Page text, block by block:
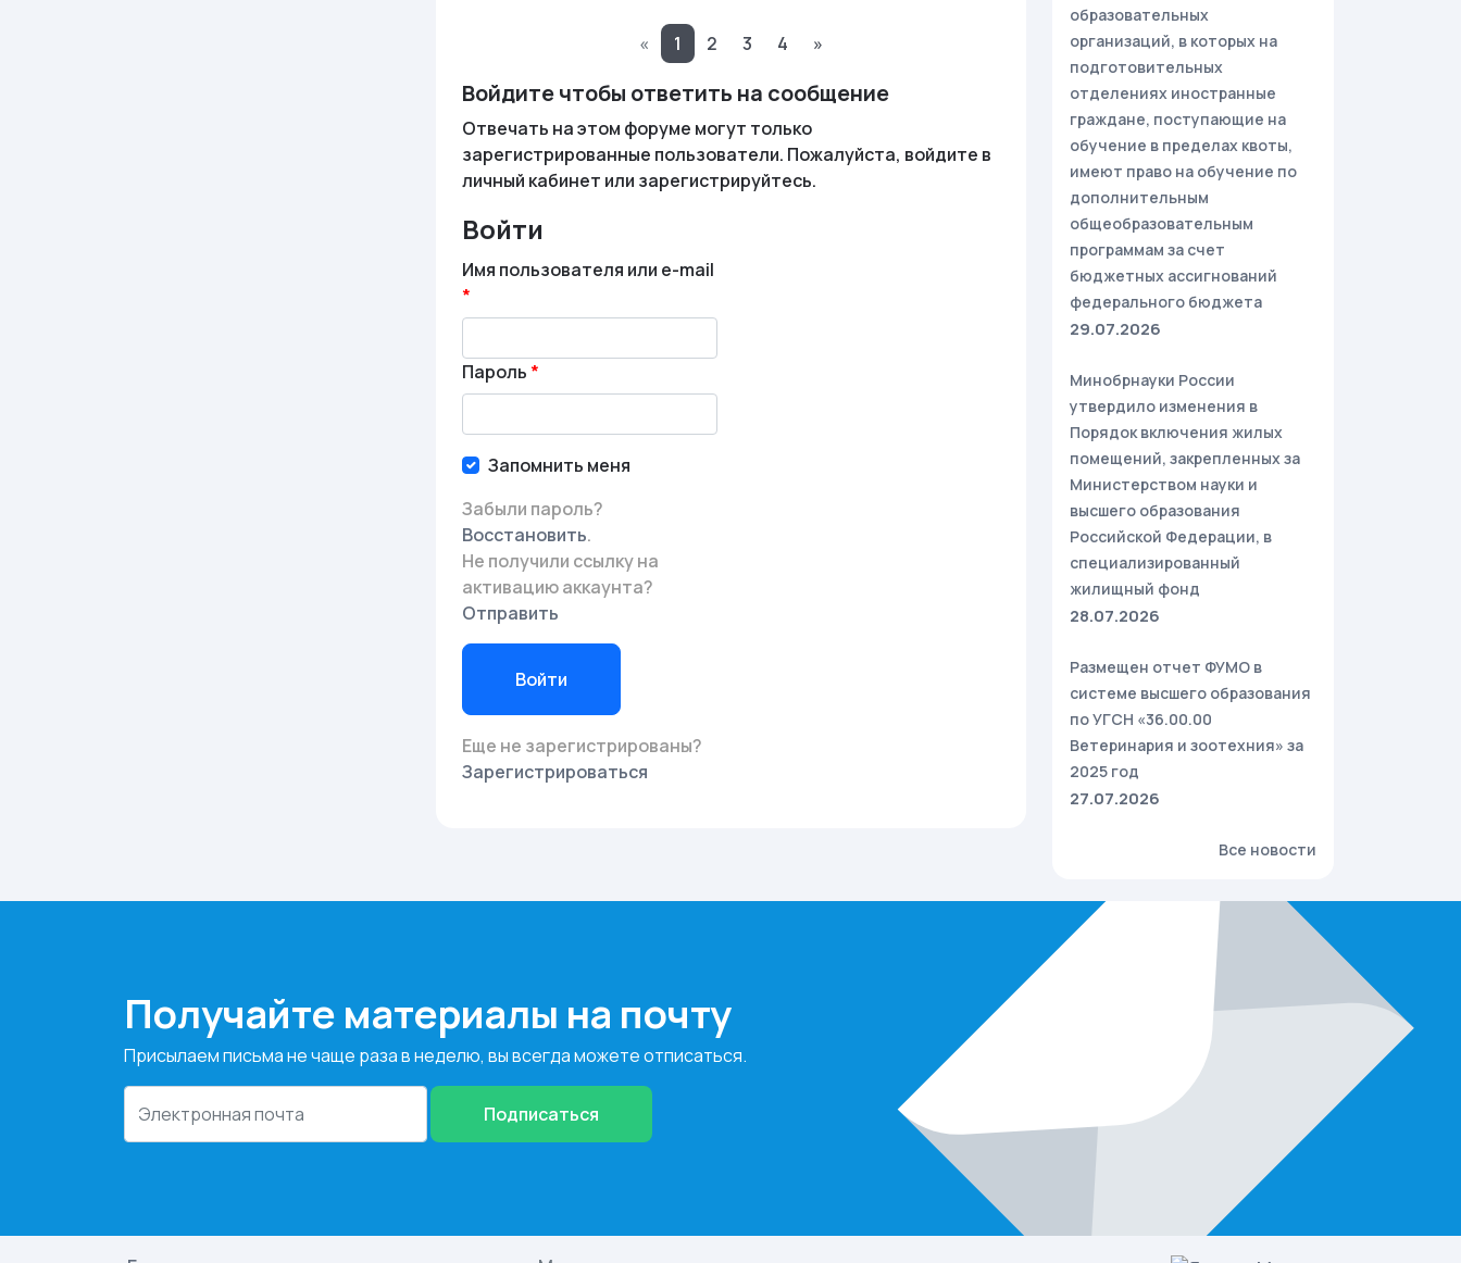
« 1 2 3 4 »
Войдите чтобы ответить на сообщение
Отвечать на этом форуме могут только
зарегистрированные пользователи. Пожалуйста, войдите в
личный кабинет или зарегистрируйтесь.
Войти
Имя пользователя или e-mail
Пароль
Запомнить меня
Забыли пароль?
Восстановить.
Не получили ссылку на
активацию аккаунта?
Отправить
Войти
Еще не зарегистрированы?
Зарегистрироваться
образовательных
организаций, в которых на
подготовительных
отделениях иностранные
граждане, поступающие на
обучение в пределах квоты,
имеют право на обучение по
дополнительным
общеобразовательным
программам за счет
бюджетных ассигнований
федерального бюджета
29.07.2026
Минобрнауки России
утвердило изменения в
Порядок включения жилых
помещений, закрепленных за
Министерством науки и
высшего образования
Российской Федерации, в
специализированный
жилищный фонд
28.07.2026
Размещен отчет ФУМО в
системе высшего образования
по УГСН «36.00.00
Ветеринария и зоотехния» за
2025 год
27.07.2026
Все новости
Получайте материалы на почту
Присылаем письма не чаще раза в неделю, вы всегда можете отписаться.
Подписаться